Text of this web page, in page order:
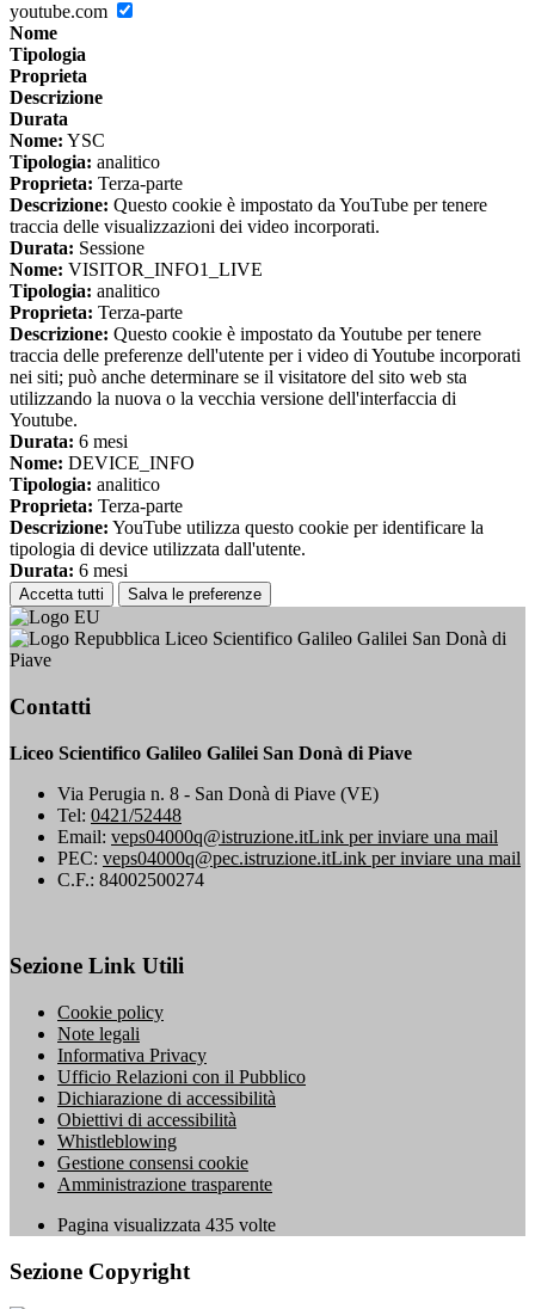
youtube.com
Nome
Tipologia
Proprieta
Descrizione
Durata
Nome: YSC
Tipologia: analitico
Proprieta: Terza-parte
Descrizione: Questo cookie è impostato da YouTube per tenere
traccia delle visualizzazioni dei video incorporati.
Durata: Sessione
Nome: VISITOR_INFO1_LIVE
Tipologia: analitico
Proprieta: Terza-parte
Descrizione: Questo cookie è impostato da Youtube per tenere
traccia delle preferenze dell'utente per i video di Youtube incorporati
nei siti; può anche determinare se il visitatore del sito web sta
utilizzando la nuova o la vecchia versione dell'interfaccia di
Youtube.
Durata: 6 mesi
Nome: DEVICE_INFO
Tipologia: analitico
Proprieta: Terza-parte
Descrizione: YouTube utilizza questo cookie per identificare la
tipologia di device utilizzata dall'utente.
Durata: 6 mesi
Accetta tutti Salva le preferenze
Liceo Scientifico Galileo Galilei San Donà di
Piave
Contatti
Liceo Scientifico Galileo Galilei San Donà di Piave
Via Perugia n. 8 - San Donà di Piave (VE)
Tel: 0421/52448
Email: veps04000q@istruzione.itLink per inviare una mail
PEC: veps04000q@pec.istruzione.itLink per inviare una mail
C.F.: 84002500274
Sezione Link Utili
Cookie policy
Note legali
Informativa Privacy
Ufficio Relazioni con il Pubblico
Dichiarazione di accessibilità
Obiettivi di accessibilità
Whistleblowing
Gestione consensi cookie
Amministrazione trasparente
Pagina visualizzata 435 volte
Sezione Copyright